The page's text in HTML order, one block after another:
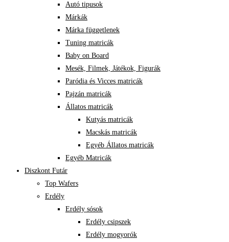
Autó tipusok
Márkák
Márka függetlenek
Tuning matricák
Baby on Board
Mesék, Filmek, Játékok, Figurák
Paródia és Vicces matricák
Pajzán matricák
Állatos matricák
Kutyás matricák
Macskás matricák
Egyéb Állatos matricák
Egyéb Matricák
Diszkont Futár
Top Wafers
Erdély
Erdély sósok
Erdély csipszek
Erdély mogyorók